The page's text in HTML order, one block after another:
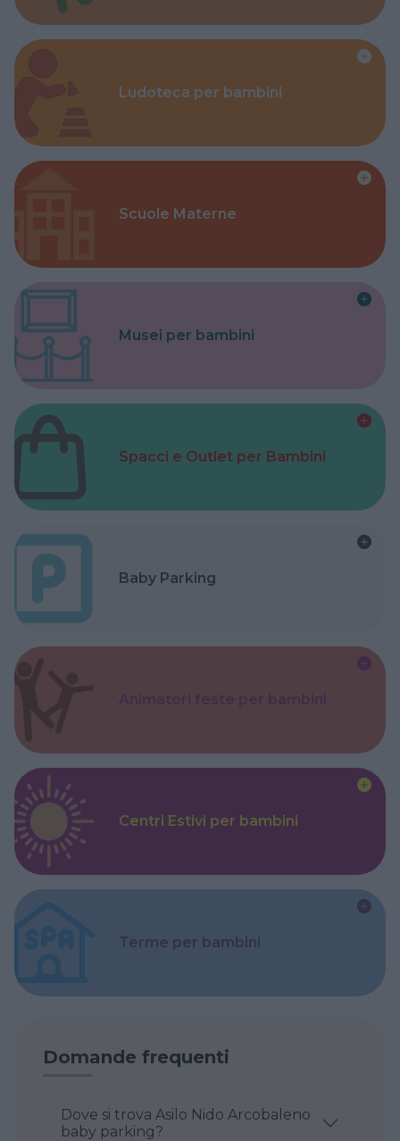
Ludoteca per bambini
Scuole Materne
Musei per bambini
Spacci e Outlet per Bambini
Baby Parking
Centri Estivi per bambini
Terme per bambini
Domande frequenti
Dove si trova Asilo Nido Arcobaleno
baby parking?